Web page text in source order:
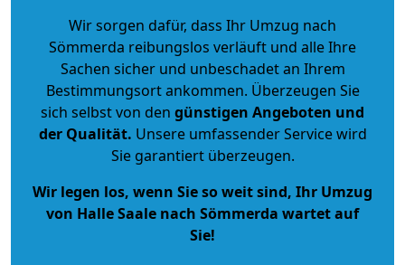
Wir sorgen dafür, dass Ihr Umzug nach
Sömmerda reibungslos verläuft und alle Ihre
Sachen sicher und unbeschadet an Ihrem
Bestimmungsort ankommen. Überzeugen Sie
sich selbst von den günstigen Angeboten und
der Qualität. Unsere umfassender Service wird
Sie garantiert überzeugen.
Wir legen los, wenn Sie so weit sind, Ihr Umzug
von Halle Saale nach Sömmerda wartet auf
Sie!